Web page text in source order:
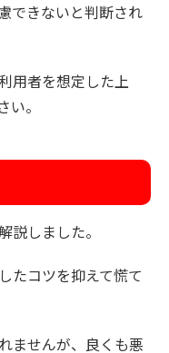
できないと判断され
用者を想定した上
。
説しました。
たコツを抑えて慌て
ませんが、良くも悪